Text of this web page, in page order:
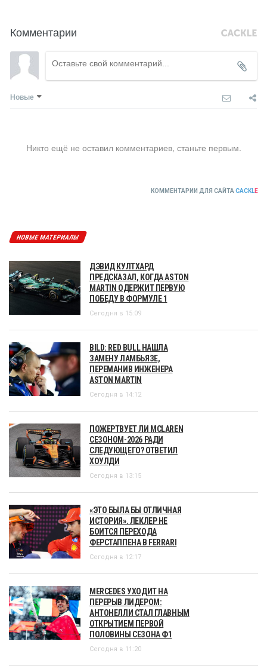
Комментарии
Новые
Никто ещё не оставил комментариев, станьте первым.
КОММЕНТАРИИ ДЛЯ САЙТА CACKLE
НОВЫЕ МАТЕРИАЛЫ
ДЭВИД КУЛТХАРД
ПРЕДСКАЗАЛ, КОГДА ASTON
MARTIN ОДЕРЖИТ ПЕРВУЮ
ПОБЕДУ В ФОРМУЛЕ 1
Сегодня в 15:09
BILD: RED BULL НАШЛА
ЗАМЕНУ ЛАМБЬЯЗЕ,
ПЕРЕМАНИВ ИНЖЕНЕРА
ASTON MARTIN
Сегодня в 14:12
ПОЖЕРТВУЕТ ЛИ MCLAREN
СЕЗОНОМ-2026 РАДИ
СЛЕДУЮЩЕГО? ОТВЕТИЛ
ХОУЛДИ
Сегодня в 13:15
«ЭТО БЫЛА БЫ ОТЛИЧНАЯ
ИСТОРИЯ». ЛЕКЛЕР НЕ
БОИТСЯ ПЕРЕХОДА
ФЕРСТАППЕНА В FERRARI
Сегодня в 12:17
MERCEDES УХОДИТ НА
ПЕРЕРЫВ ЛИДЕРОМ:
АНТОНЕЛЛИ СТАЛ ГЛАВНЫМ
ОТКРЫТИЕМ ПЕРВОЙ
ПОЛОВИНЫ СЕЗОНА Ф1
Сегодня в 11:20